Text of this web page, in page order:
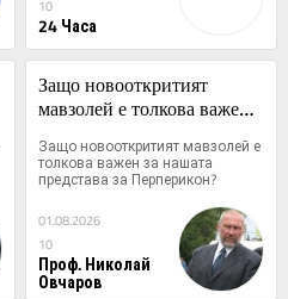
10
24 Часа
Защо новооткритият
мавзолей е толкова важен
Перперикон?
Защо новооткритият мавзолей е
толкова важен за нашата
представа за Перперикон?
01.08.2026
10
Проф. Николай
Овчаров